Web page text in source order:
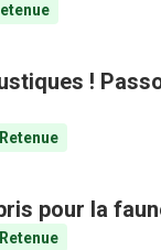
!
Retenue
pour la
Retenue